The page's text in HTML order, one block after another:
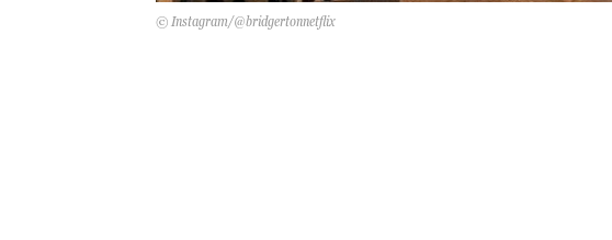
© Instagram/@bridgertonnetflix